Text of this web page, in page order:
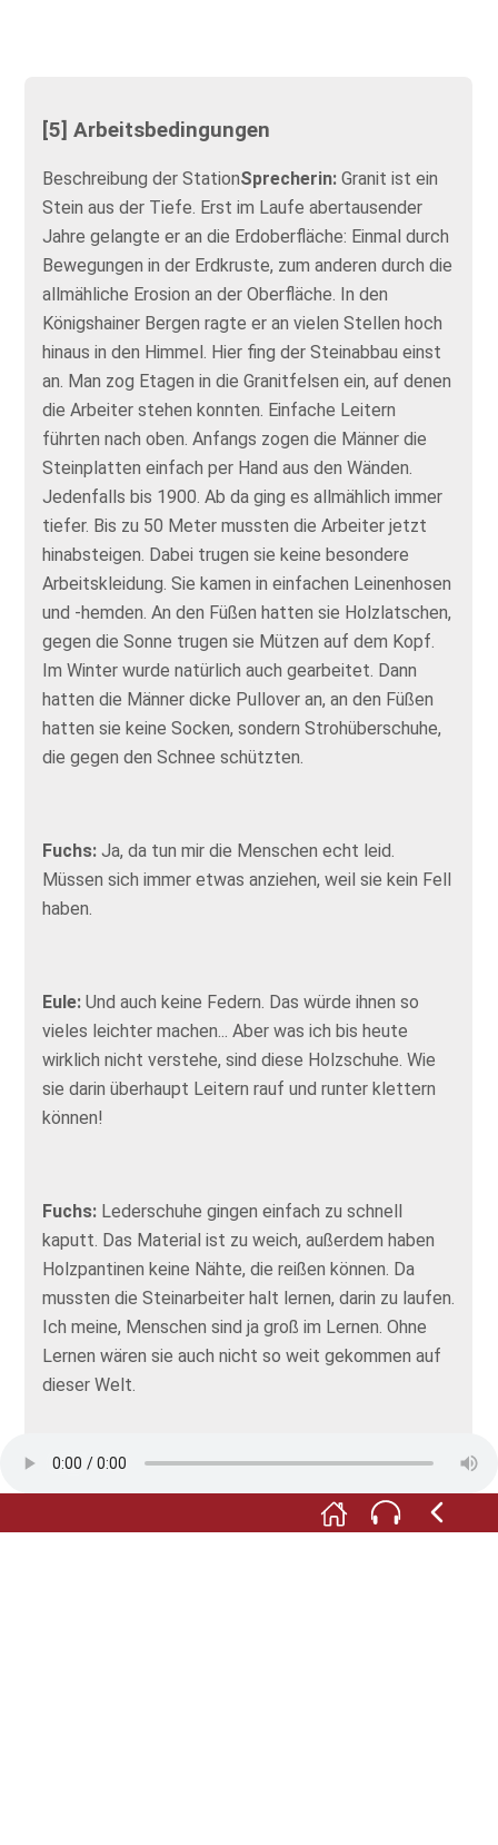
[5] Arbeitsbedingungen
Beschreibung der StationSprecherin:Granit ist ein
Stein aus der Tiefe. Erst im Laufe abertausender
Jahre gelangte er an die Erdoberfläche: Einmal durch
Bewegungen in der Erdkruste, zum anderen durch die
allmähliche Erosion an der Oberfläche. In den
Königshainer Bergen ragte er an vielen Stellen hoch
hinaus in den Himmel. Hier fing der Steinabbau einst
an. Man zog Etagen in die Granitfelsen ein, auf denen
die Arbeiter stehen konnten. Einfache Leitern
führten nach oben. Anfangs zogen die Männer die
Steinplatten einfach per Hand aus den Wänden.
Jedenfalls bis 1900. Ab da ging es allmählich immer
tiefer. Bis zu 50 Meter mussten die Arbeiter jetzt
hinabsteigen. Dabei trugen sie keine besondere
Arbeitskleidung. Sie kamen in einfachen Leinenhosen
und -hemden. An den Füßen hatten sie Holzlatschen,
gegen die Sonne trugen sie Mützen auf dem Kopf.
Im Winter wurde natürlich auch gearbeitet. Dann
hatten die Männer dicke Pullover an, an den Füßen
hatten sie keine Socken, sondern Strohüberschuhe,
die gegen den Schnee schützten.
Fuchs: Ja, da tun mir die Menschen echt leid.
Müssen sich immer etwas anziehen, weil sie kein Fell
haben.
Eule: Und auch keine Federn. Das würde ihnen so
vieles leichter machen... Aber was ich bis heute
wirklich nicht verstehe, sind diese Holzschuhe. Wie
sie darin überhaupt Leitern rauf und runter klettern
können!
Fuchs: Lederschuhe gingen einfach zu schnell
kaputt. Das Material ist zu weich, außerdem haben
Holzpantinen keine Nähte, die reißen können. Da
mussten die Steinarbeiter halt lernen, darin zu laufen.
Ich meine, Menschen sind ja groß im Lernen. Ohne
Lernen wären sie auch nicht so weit gekommen auf
dieser Welt.
auch lernen, umzugehen. Denn je tiefer sie
hinunterstiegen, desto schwieriger wurde es, die